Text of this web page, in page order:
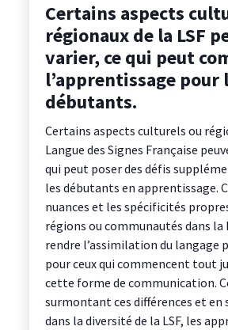
Certains aspects
régionaux de la LSF
varier, ce qui peut
l’apprentissage pour
débutants.
Certains aspects culturels ou
Langue des Signes Française
qui peut poser des défis
les débutants en apprentissage.
nuances et les spécificités
régions ou communautés dans la
rendre l’assimilation du langage
pour ceux qui commencent tout
cette forme de communication.
surmontant ces différences et en
dans la diversité de la LSF, les